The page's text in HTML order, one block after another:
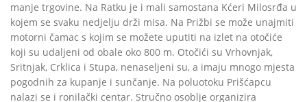
manje trgovine. Na Ratku je i mali samostana Kćeri Milosrđa u
kojem se svaku nedjelju drži misa. Na Prižbi se može unajmiti
motorni čamac s kojim se možete uputiti na izlet na otočiće
koji su udaljeni od obale oko 800 m. Otočići su Vrhovnjak,
Sritnjak, Crklica i Stupa, nenaseljeni su, a imaju mnogo mjesta
pogodnih za kupanje i sunčanje. Na poluotoku Prišćapcu
nalazi se i ronilački centar. Stručno osoblje organizira